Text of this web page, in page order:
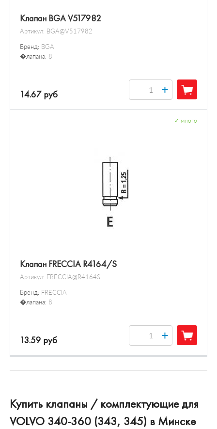
Клапан BGA V517982
Артикул: BGA@V517982
Бренд: BGA
�лапана: 8
14.67 руб +
Клапан FRECCIA R4164/S
Артикул: FRECCIA@R4164S
Бренд: FRECCIA
�лапана: 8
много
13.59 руб +
Купить клапаны / комплектующие для
VOLVO 340-360 (343, 345) в Минске